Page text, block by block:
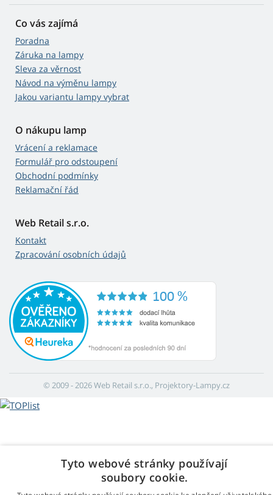
Co vás zajímá
Poradna
Záruka na lampy
Sleva za věrnost
Návod na výměnu lampy
Jakou variantu lampy vybrat
O nákupu lamp
Vrácení a reklamace
Formulář pro odstoupení
Obchodní podmínky
Reklamační řád
Web Retail s.r.o.
Kontakt
Zpracování osobních údajů
© 2009 - 2026 Web Retail s.r.o., Projektory-Lampy.cz
Tyto webové stránky používají
soubory cookie.